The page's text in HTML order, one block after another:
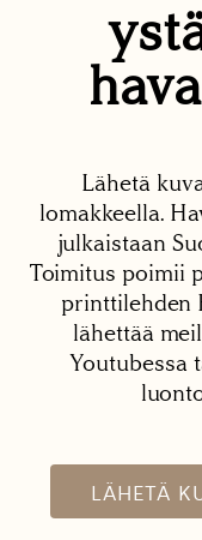
Lähetä
lomakkeella.
julkaistaan
Toimitus poimii
printtilehden
lähettää
Youtubessa
LÄHETÄ